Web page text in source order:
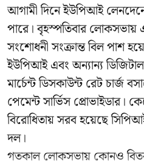
আগামী দিনে ইউপিআই
পারে। বৃহস্পতিবার লোকসভায়
সংশোধনী সংক্রান্ত বিল পাশ
ইউপিআই এবং অন্যান্য
মার্চেন্ট ডিসকাউন্ট রেট চার্জ
পেমেন্ট সার্ভিস প্রোভাইডার।
বিরোধিতায় সরব হয়েছে
দল।
গতকাল লোকসভায় কোনও